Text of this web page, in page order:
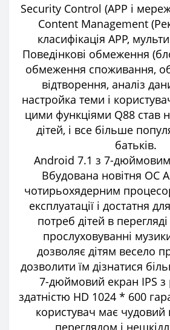
Security Control (APP і
Content Management
класифікація APP,
Поведінкові обмеження
обмеження споживання,
відтворення, аналіз
настройка теми і
цими функціями Q88 став
дітей, і все більше
батьків.
Android 7.1 з 7-
Вбудована новітня ОС
чотирьохядерним
експлуатації і достатня
потреб дітей в перегляді
прослуховуванні
дозволяє дітям весело
дозволити їм дізнатися
7-дюймовий екран IPS з
здатністю HD 1024 * 600
користувач має
переглядом і